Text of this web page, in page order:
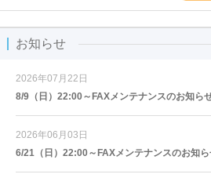
お知らせ
2026年07月22日
8/9（日）22:00～FAXメンテナンスのお知ら
2026年06月03日
6/21（日）22:00～FAXメンテナンスのお知ら